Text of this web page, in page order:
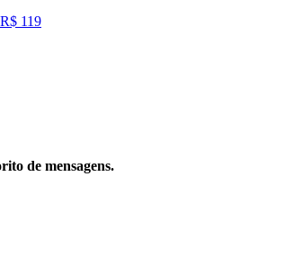
de mensagens.